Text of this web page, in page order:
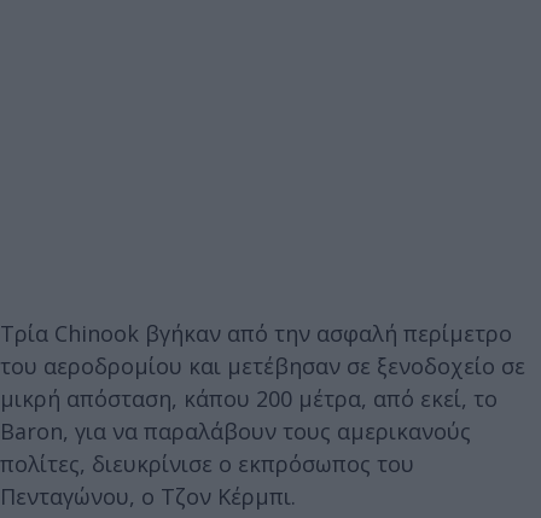
Τρία Chinook βγήκαν από την ασφαλή περίμετρο
του αεροδρομίου και μετέβησαν σε ξενοδοχείο σε
μικρή απόσταση, κάπου 200 μέτρα, από εκεί, το
Baron, για να παραλάβουν τους αμερικανούς
πολίτες, διευκρίνισε ο εκπρόσωπος του
Πενταγώνου, ο Τζον Κέρμπι.